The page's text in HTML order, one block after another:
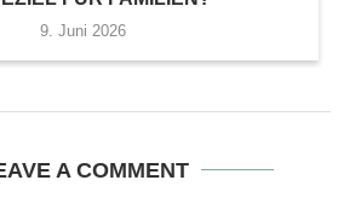
9. Juni 2026
A COMMENT